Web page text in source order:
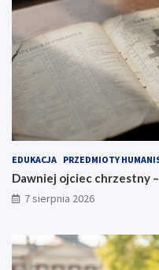
EDUKACJA PRZEDMIOTY
Dawniej ojciec chrzestny
7 sierpnia 2026